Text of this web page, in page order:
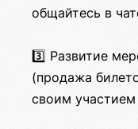
общайтесь в
3️⃣ Развитие
(продажа
своим